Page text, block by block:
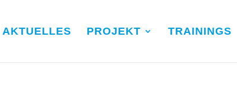
AKTUELLES PROJEKT TRAININGS